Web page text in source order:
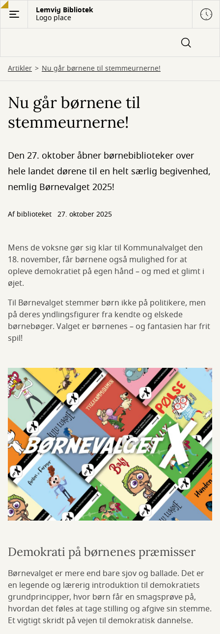
Gå
hovedindhold
Lemvig Bibliotek
Logo place
Artikler Nu går børnene til stemmeurnerne!
Nu går børnene til
stemmeurnerne!
Den 27. oktober åbner børnebiblioteker over
hele landet dørene til en helt særlig begivenhed,
nemlig Børnevalget 2025!
Af biblioteket 27. oktober 2025
Mens de voksne gør sig klar til Kommunalvalget den
18. november, får børnene også mulighed for at
opleve demokratiet på egen hånd – og med et glimt i
øjet.
Til Børnevalget stemmer børn ikke på politikere, men
på deres yndlingsfigurer fra kendte og elskede
børnebøger. Valget er børnenes – og fantasien har frit
spil!
Demokrati på børnenes præmisser
Børnevalget er mere end bare sjov og ballade. Det er
en legende og lærerig introduktion til demokratiets
grundprincipper, hvor børn får en smagsprøve på,
hvordan det føles at tage stilling og afgive sin stemme.
Et vigtigt skridt på vejen til demokratisk dannelse.